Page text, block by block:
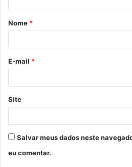
á
r
*
Nome *
E-mail *
Site
Salvar meus dados neste
eu comentar.